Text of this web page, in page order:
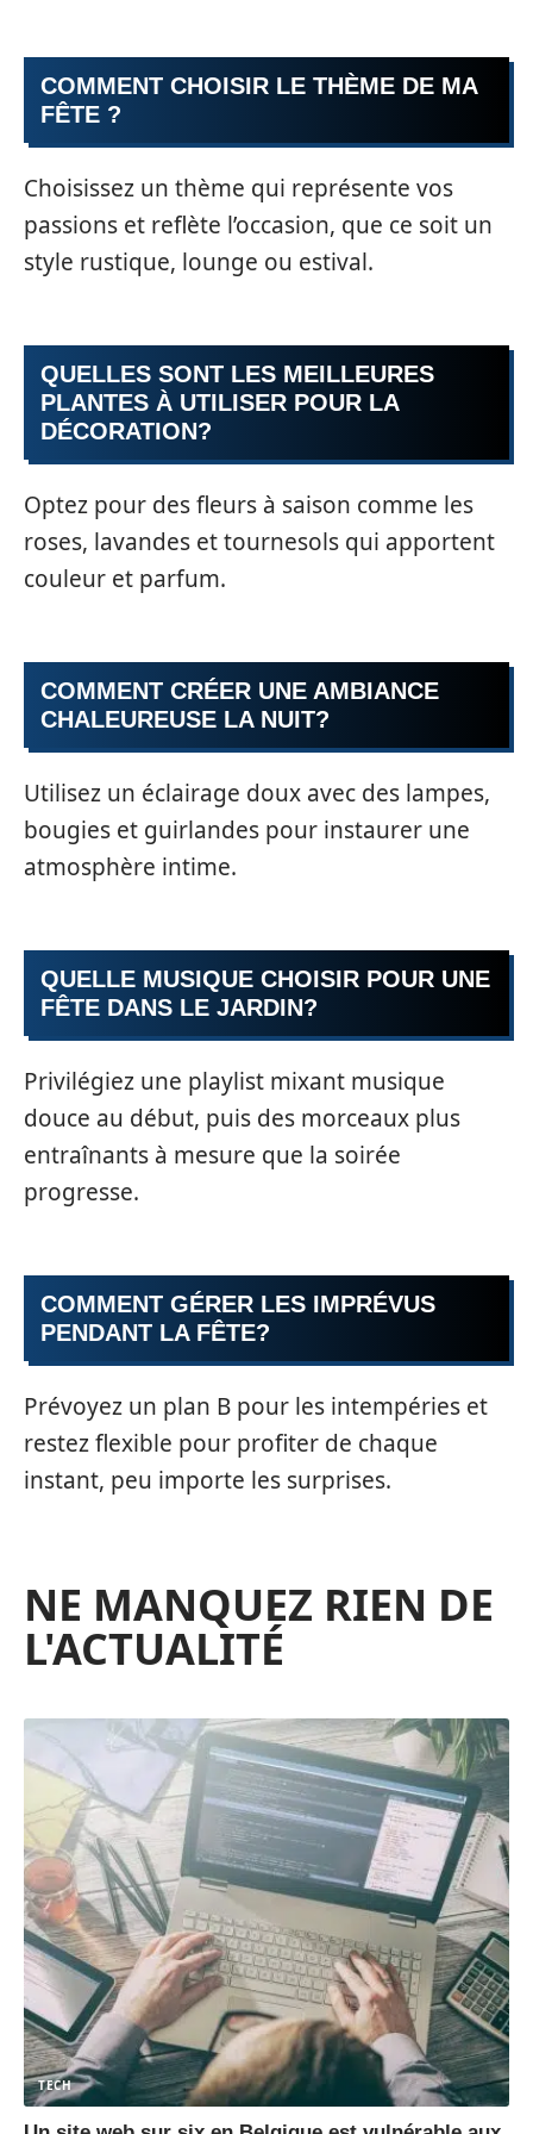
COMMENT CHOISIR LE THÈME DE MA
FÊTE ?
Choisissez un thème qui représente vos
passions et reflète l’occasion, que ce soit un
style rustique, lounge ou estival.
QUELLES SONT LES MEILLEURES
PLANTES À UTILISER POUR LA
DÉCORATION?
Optez pour des fleurs à saison comme les
roses, lavandes et tournesols qui apportent
couleur et parfum.
COMMENT CRÉER UNE AMBIANCE
CHALEUREUSE LA NUIT?
Utilisez un éclairage doux avec des lampes,
bougies et guirlandes pour instaurer une
atmosphère intime.
QUELLE MUSIQUE CHOISIR POUR UNE
FÊTE DANS LE JARDIN?
Privilégiez une playlist mixant musique
douce au début, puis des morceaux plus
entraînants à mesure que la soirée
progresse.
COMMENT GÉRER LES IMPRÉVUS
PENDANT LA FÊTE?
Prévoyez un plan B pour les intempéries et
restez flexible pour profiter de chaque
instant, peu importe les surprises.
NE MANQUEZ RIEN DE
L'ACTUALITÉ
TECH